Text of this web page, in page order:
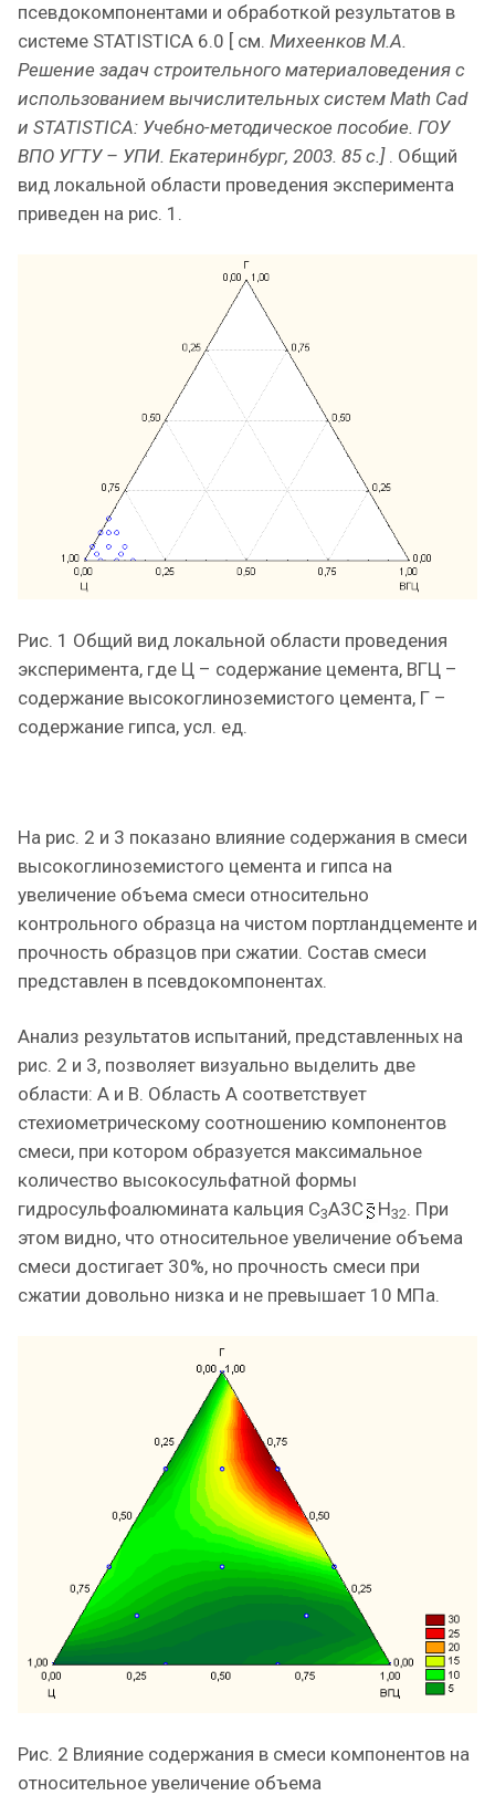
псевдокомпонентами и обработкой результатов в
системе STATISTICA 6.0 [ см. Михеенков М.А.
Решение задач строительного материаловедения с
использованием вычислительных систем Math Cad
и STATISTICA: Учебно-методическое пособие. ГОУ
ВПО УГТУ – УПИ. Екатеринбург, 2003. 85 с.] . Общий
вид локальной области проведения эксперимента
приведен на рис. 1.
Рис. 1 Общий вид локальной области проведения
эксперимента, где Ц – содержание цемента, ВГЦ –
содержание высокоглиноземистого цемента, Г –
содержание гипса, усл. ед.
На рис. 2 и 3 показано влияние содержания в смеси
высокоглиноземистого цемента и гипса на
увеличение объема смеси относительно
контрольного образца на чистом портландцементе и
прочность образцов при сжатии. Состав смеси
представлен в псевдокомпонентах.
Анализ результатов испытаний, представленных на
рис. 2 и 3, позволяет визуально выделить две
области: А и В. Область А соответствует
стехиометрическому соотношению компонентов
смеси, при котором образуется максимальное
количество высокосульфатной формы
гидросульфоалюмината кальция С3А3С H32. При
этом видно, что относительное увеличение объема
смеси достигает 30%, но прочность смеси при
сжатии довольно низка и не превышает 10 МПа.
Рис. 2 Влияние содержания в смеси компонентов на
относительное увеличение объема